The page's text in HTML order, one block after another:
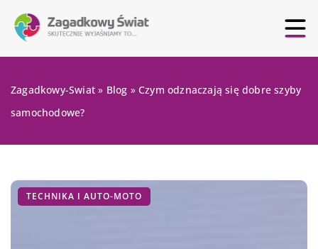
Zagadkowy-Swiat » Blog »Czym odznaczają się dobre szyby
samochodowe?
TECHNIKA I AUTO-MOTO